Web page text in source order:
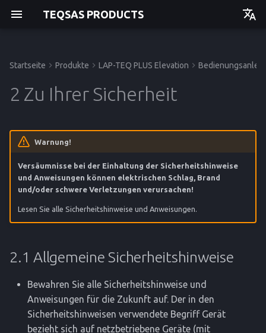
TEQSAS PRODUCTS
English
Referenz
Referenz
Referenz
Sicherheitshinweise
Laserstrahlen
2.3 Arbeitsplatzsicherheit
2.4 Elektrische Sicherheit
2.5 Umgang mit starken
2.6 Sicherheit von Personen
2.7 Service
2.8 Spezielle Gerätehinweise
Reinigung und Pflege
Lagerung
Entsorgung Referenz
Startseite Produkte LAP-TEQ PLUS Elevation
2 Zu Ihrer Sicherheit
Warnung!
Versäumnisse bei der Einhaltung der Sicherheitshinweise
und Anweisungen können elektrischen Schlag, Brand
und/oder schwere Verletzungen verursachen!
Lesen Sie alle Sicherheitshinweise und Anweisungen.
2.1 Allgemeine Sicherheitshinweise
Bewahren Sie alle Sicherheitshinweise und
Anweisungen für die Zukunft auf. Der in den
Sicherheitshinweisen verwendete Begriff Gerät
bezieht sich auf netzbetriebene Geräte (mit